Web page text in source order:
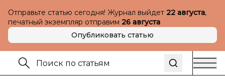
Отправьте статью сегодня! Журнал выйдет 22 августа,
печатный экземпляр отправим 26 августа
Опубликовать статью